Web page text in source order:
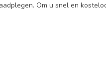
Om u snel en